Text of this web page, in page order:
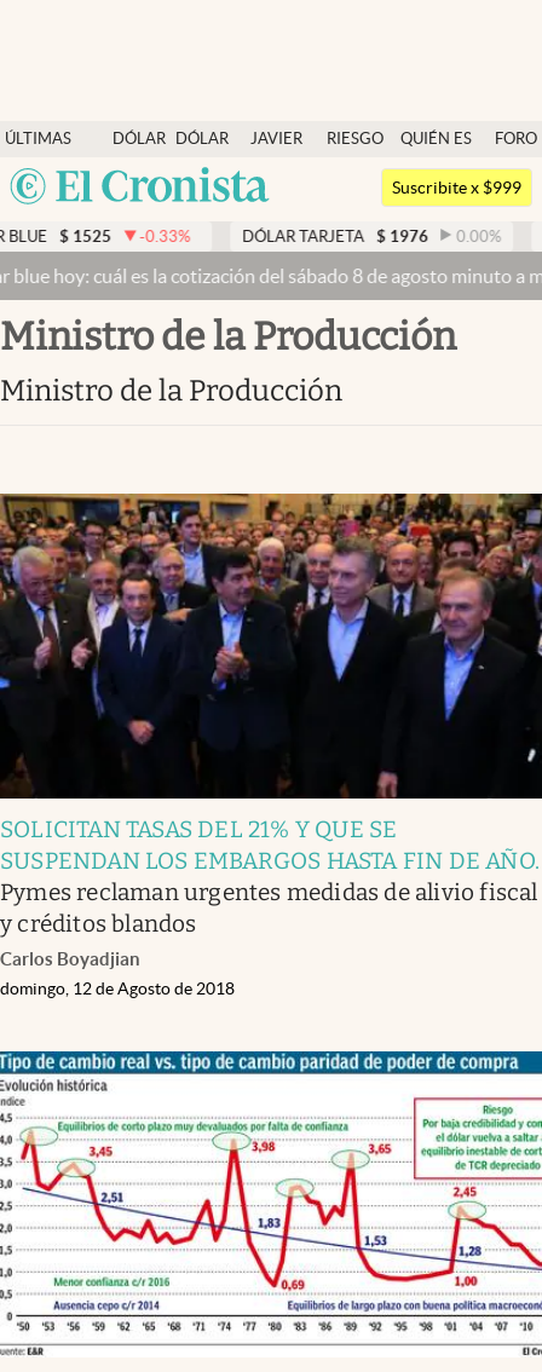
ÚLTIMAS
NOTICIAS
DÓLAR
DÓLAR
BLUE
JAVIER
RIESGO
QUIÉN ES
QUIÉN
FORO
Argentina
México
Colombia
Dólar
Members
Economía y Política
Finanzas y Mercados
Mercados Online
Apertura
Infotechnology
Clase
Clima
Mundial 2026
Eventos Corporativos
El Cronista Studio
Mediakit
abre en nueva pestaña
Argentina
Suscribite x $999
$ 1525 -0.33% DÓLAR TARJETA $ 1976 0.00%
hoy: cuál es la cotización del sábado 8 de agosto minuto a
ministro de la Producción
ministro de la Producción
SOLICITAN TASAS DEL 21% Y QUE SE
SUSPENDAN LOS EMBARGOS HASTA FIN DE AÑO.
Pymes reclaman urgentes medidas de alivio fiscal
y créditos blandos
Carlos Boyadjian
domingo, 12 de Agosto de 2018